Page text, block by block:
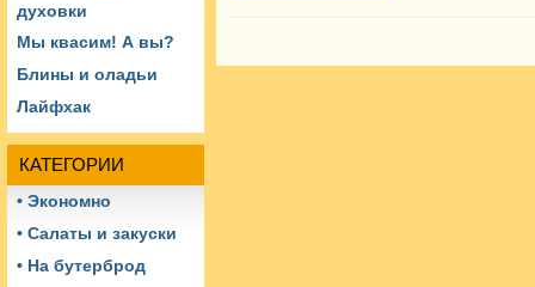
духовки
Мы квасим! А вы?
Блины и оладьи
Лайфхак
КАТЕГОРИИ
• Экономно
• Салаты и закуски
• На бутерброд